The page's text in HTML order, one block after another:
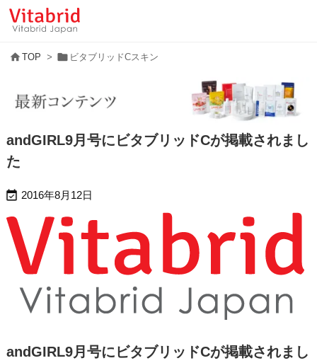
 TOP >  ビタブリッドCスキン
andGIRL9月号にビタブリッドCが掲載されまし
た
 2016年8月12日
andGIRL9月号にビタブリッドCが掲載されまし